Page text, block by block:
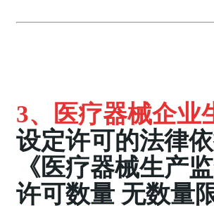
3、 医疗器械企业
设定许可的法律
《医疗器械生产
许可数量 无数量